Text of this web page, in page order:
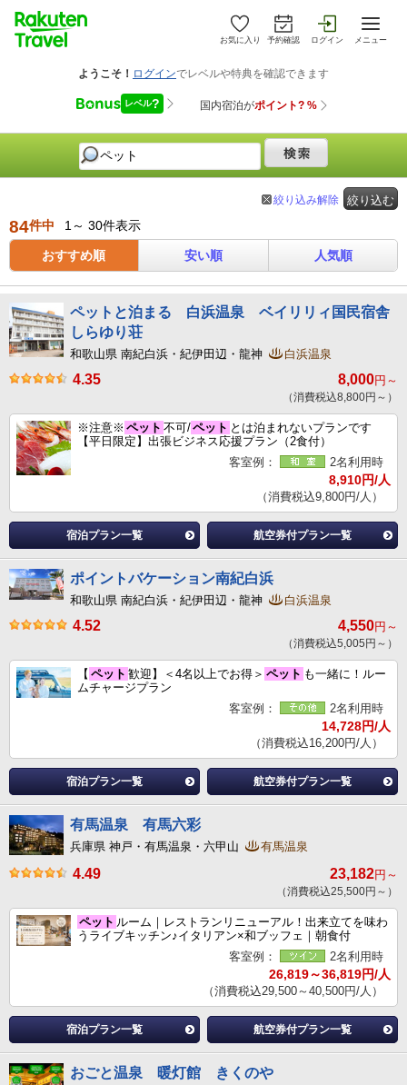
お気に入り 予約確認 ログイン メニュー
絞り込む
絞り込み解除
84件中 1～ 30件表示
おすすめ順 安い順 人気順
ペットと泊まる 白浜温泉 ベイリリィ国民宿舎
しらゆり荘
和歌山県 南紀白浜・紀伊田辺・龍神 白浜温泉
4.35 8,000円～
（消費税込8,800円～）
※注意※ ペット 不可/ペット とは泊まれないプランです
【平日限定】出張ビジネス応援プラン（2食付）
客室例：
2名利用時
8,910円/人
（消費税込9,800円/人）
宿泊プラン一覧 航空券付プラン一覧
ポイントバケーション南紀白浜
和歌山県 南紀白浜・紀伊田辺・龍神 白浜温泉
4.52 4,550円～
（消費税込5,005円～）
【 ペット 歓迎】＜4名以上でお得＞ ペット も一緒に！ルー
ムチャージプラン
客室例：
2名利用時
14,728円/人
（消費税込16,200円/人）
宿泊プラン一覧 航空券付プラン一覧
有馬温泉 有馬六彩
兵庫県 神戸・有馬温泉・六甲山 有馬温泉
4.49 23,182円～
（消費税込25,500円～）
ペット ルーム｜レストランリニューアル！出来立てを味わ
うライブキッチン♪イタリアン×和ブッフェ｜朝食付
客室例：
2名利用時
26,819～36,819円/人
（消費税込29,500～40,500円/人）
宿泊プラン一覧 航空券付プラン一覧
おごと温泉 暖灯館 きくのや